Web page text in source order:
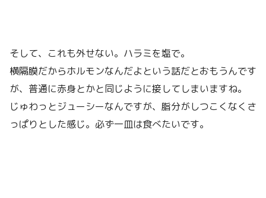
そして、これも外せない。ハラミを塩で。
横隔膜だからホルモンなんだよという話だとおもうんです
が、普通に赤身とかと同じように接してしまいますね。
じゅわっとジューシーなんですが、脂分がしつこくなくさ
っぱりとした感じ。必ず一皿は食べたいです。